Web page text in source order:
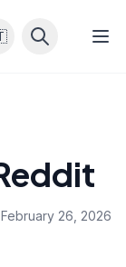
February 26, 2026